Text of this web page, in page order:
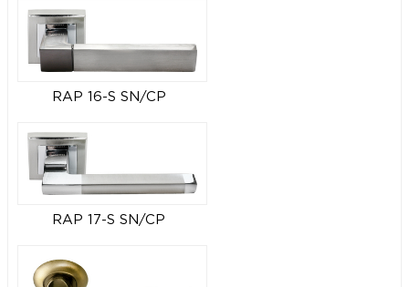
RAP 16-S SN/CP
RAP 17-S SN/CP